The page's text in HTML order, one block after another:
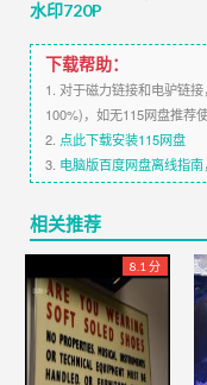
水印720P
下载帮助：
1. 对于磁力链接和电驴链
100%)，如无115网盘推荐
2. 点此下载安装115网盘
3. 电脑版百度网盘离线指南，
相关推荐
8.1 分